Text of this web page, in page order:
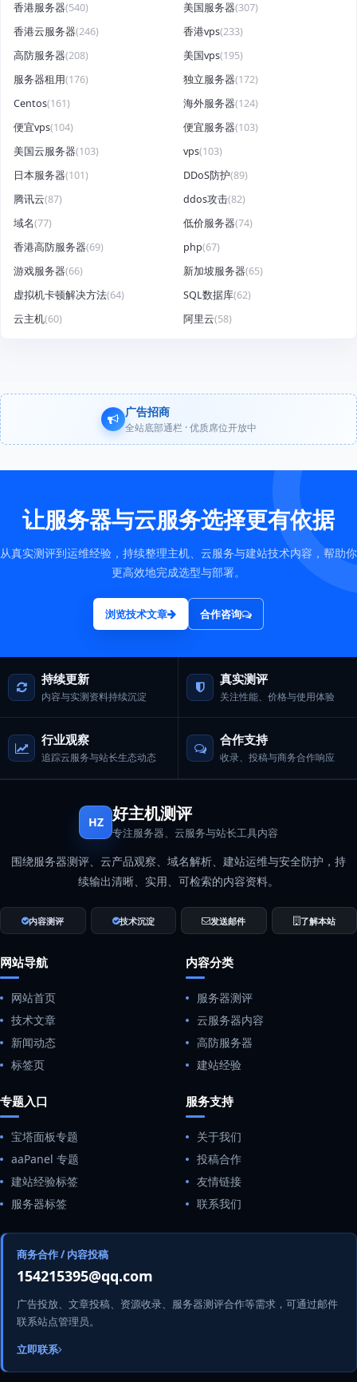
香港服务器(540) 美国服务器(307)
香港云服务器(246) 香港vps(233)
高防服务器(208) 美国vps(195)
服务器租用(176) 独立服务器(172)
Centos(161) 海外服务器(124)
便宜vps(104) 便宜服务器(103)
美国云服务器(103) vps(103)
日本服务器(101) DDoS防护(89)
腾讯云(87) ddos攻击(82)
域名(77) 低价服务器(74)
香港高防服务器(69) php(67)
游戏服务器(66) 新加坡服务器(65)
虚拟机卡顿解决方法(64) SQL数据库(62)
云主机(60) 阿里云(58)
广告招商
全站底部通栏 · 优质席位开放中
让服务器与云服务选择更有依据
从真实测评到运维经验，持续整理主机、云服务与建站技术内容，帮助你
更高效地完成选型与部署。
浏览技术文章 合作咨询
持续更新
内容与实测资料持续沉淀
真实测评
关注性能、价格与使用体验
行业观察
追踪云服务与站长生态动态
合作支持
收录、投稿与商务合作响应
HZ 好主机测评
专注服务器、云服务与站长工具内容
围绕服务器测评、云产品观察、域名解析、建站运维与安全防护，持
续输出清晰、实用、可检索的内容资料。
内容测评 技术沉淀 发送邮件 了解本站
网站导航
网站首页
技术文章
新闻动态
标签页
内容分类
服务器测评
云服务器内容
高防服务器
建站经验
专题入口
宝塔面板专题
aaPanel 专题
建站经验标签
服务器标签
服务支持
关于我们
投稿合作
友情链接
联系我们
商务合作 / 内容投稿
154215395@qq.com
广告投放、文章投稿、资源收录、服务器测评合作等需求，可通过邮件
联系站点管理员。
立即联系